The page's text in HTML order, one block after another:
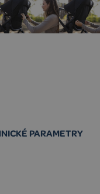
PARAMETRY